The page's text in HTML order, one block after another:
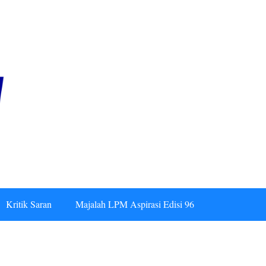
Kritik Saran Majalah LPM Aspirasi Edisi 96